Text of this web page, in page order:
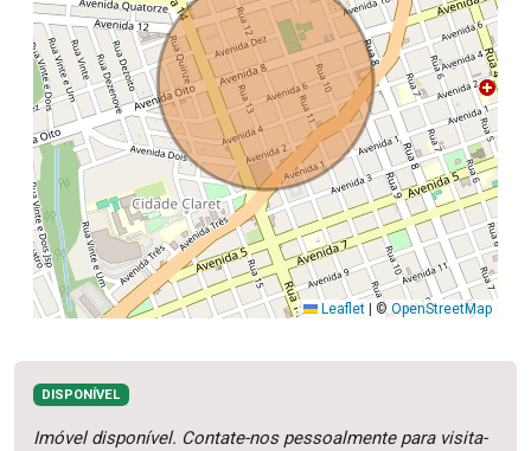
Leaflet ©OpenStreetMap
DISPONÍVEL
Imóvel disponível. Contate-nos pessoalmente para visita-